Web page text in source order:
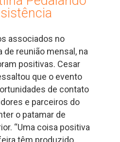
associados no
reunião mensal, na
positivas. Cesar
que o evento
de contato
e parceiros do
o patamar de
“Uma coisa positiva
têm produzido